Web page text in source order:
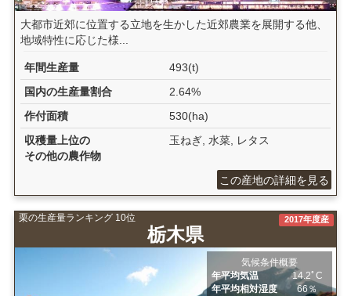
大都市近郊に位置する立地を生かした近郊農業を展開する他、
地域特性に応じた様...
年間生産量
493(t)
国内の生産量割合
2.64%
作付面積
530(ha)
収穫量上位の
その他の農作物
玉ねぎ, 水菜, レタス
この産地の詳細を見る
栗の生産量ランキング 10位
栃木県
2017年度産
気候条件概要
年平均気温
14.2ﾟC
年平均相対湿度
66％